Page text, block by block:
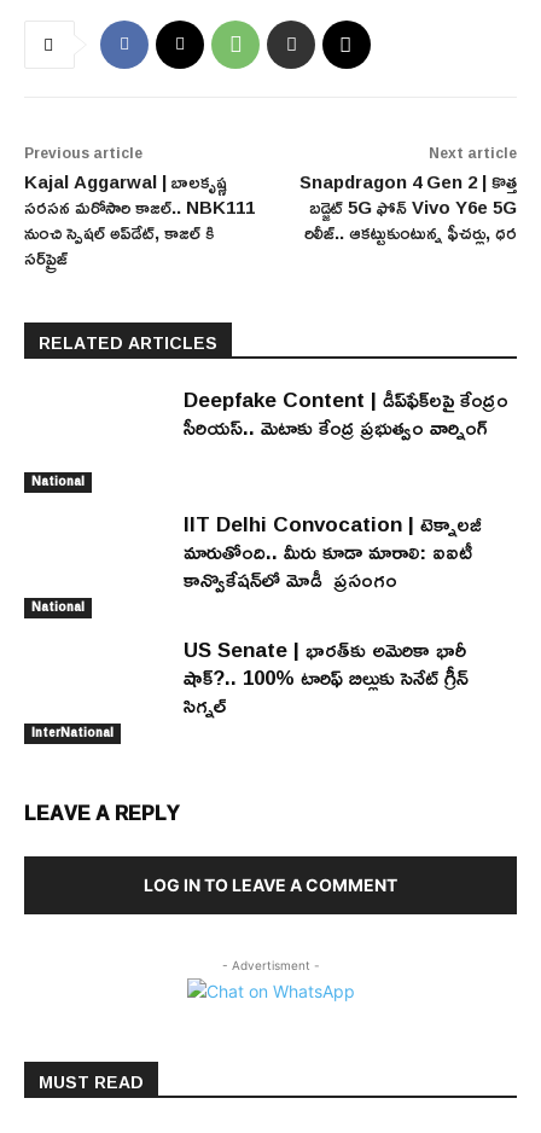
Previous article
Kajal Aggarwal | బాలకృష్ణ
సరసన మరోసారి కాజల్.. NBK111
నుంచి స్పెషల్ అప్‌డేట్, కాజల్ కి
సర్‌ప్రైజ్
Next article
Snapdragon 4 Gen 2 | కొత్త
బడ్జెట్ 5G ఫోన్ Vivo Y6e 5G
రిలీజ్.. ఆకట్టుకుంటున్న ఫీచర్లు, ధర
RELATED ARTICLES
National
Deepfake Content | డీప్‌ఫేక్‌లపై కేంద్రం
సీరియస్.. మెటాకు కేంద్ర ప్రభుత్వం వార్నింగ్
National
IIT Delhi Convocation | టెక్నాలజీ
మారుతోంది.. మీరు కూడా మారాలి: ఐఐటీ
కాన్వొకేషన్‌లో మోడీ ప్రసంగం
InterNational
US Senate | భారత్‌కు అమెరికా భారీ
షాక్?.. 100% టారిఫ్ బిల్లుకు సెనేట్ గ్రీన్
సిగ్నల్
LEAVE A REPLY
LOG IN TO LEAVE A COMMENT
- Advertisment -
MUST READ